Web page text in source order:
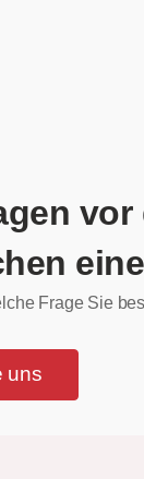
vor
Frage Sie
uns